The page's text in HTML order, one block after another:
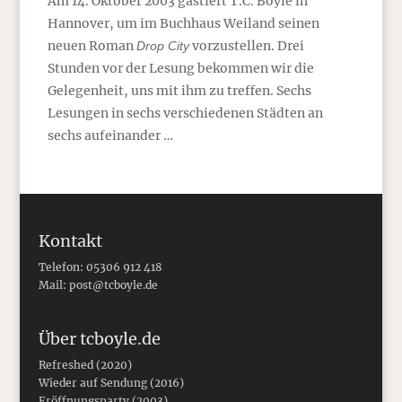
Hannover, um im Buchhaus Weiland seinen
neuen RomanDrop Cityvorzustellen. Drei
Stunden vor der Lesung bekommen wir die
Gelegenheit, uns mit ihm zu treffen. Sechs
Lesungen in sechs verschiedenen Städten an
sechs aufeinander …
Kontakt
Telefon: 05306 912 418
Mail: post@tcboyle.de
Über tcboyle.de
Refreshed (2020)
Wieder auf Sendung (2016)